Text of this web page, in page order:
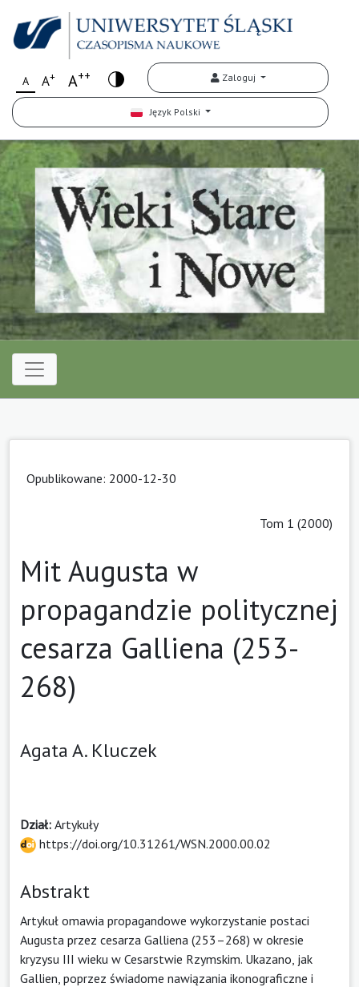
A A+ A++ Zaloguj
Język Polski
Opublikowane: 2000-12-30
Tom 1 (2000)
Mit Augusta w
propagandzie politycznej
cesarza Galliena (253-
268)
Agata A. Kluczek
Dział: Artykuły
https://doi.org/10.31261/WSN.2000.00.02
Abstrakt
Artykuł omawia propagandowe wykorzystanie postaci
Augusta przez cesarza Galliena (253–268) w okresie
kryzysu III wieku w Cesarstwie Rzymskim. Ukazano, jak
Gallien, poprzez świadome nawiązania ikonograficzne i